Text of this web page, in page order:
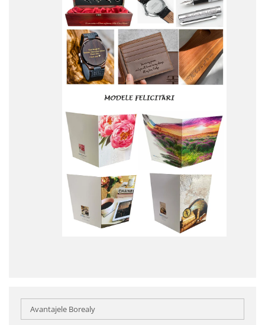
Avantajele Borealy